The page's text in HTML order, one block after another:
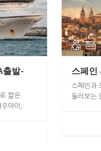
출발-
짧은
아이,
스페인
스페인과
둘러보는